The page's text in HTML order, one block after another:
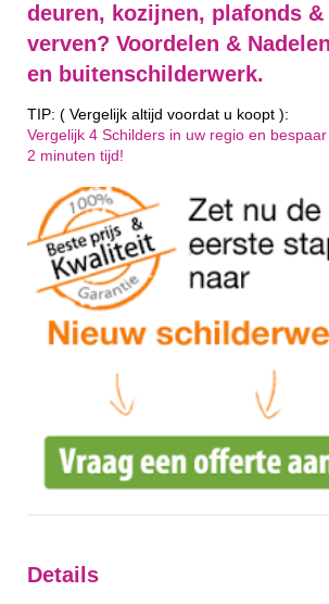
deuren, kozijnen, plafonds
verven? Voordelen &
en buitenschilderwerk.
TIP: ( Vergelijk altijd voordat u koopt ):
Vergelijk 4 Schilders in uw regio en
2 minuten tijd!
Details